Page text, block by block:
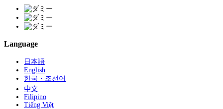
Language
日本語
English
한국・조선어
中文
Filipino
Tiếng Việt